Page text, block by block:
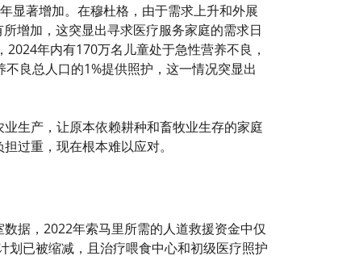
显著增加。在穆杜格，由于需求上升和外展
增加，这突显出寻求医疗服务家庭的需求日
年内有170万名儿童处于急性营养不良，
良总人口的1%提供照护，这一情况突显出
生产，让原本依赖耕种和畜牧业生存的家庭
过重，现在根本难以应对。
据，2022年索马里所需的人道救援资金中仅
划已被缩减，且治疗喂食中心和初级医疗照护